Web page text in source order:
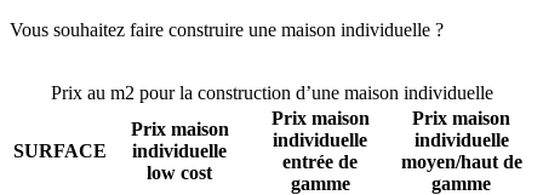
Vous souhaitez faire construire une maison individuelle ?
Prix au m2 pour la construction d’une maison individuelle
SURFACE
Prix maison
individuelle
low cost
Prix maison
individuelle
entrée de
gamme
Prix maison
individuelle
moyen/haut de
gamme